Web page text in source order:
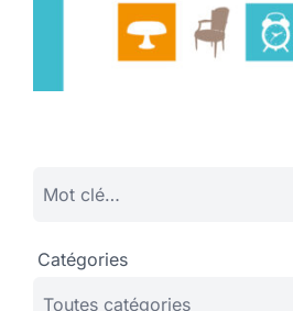
Catégories